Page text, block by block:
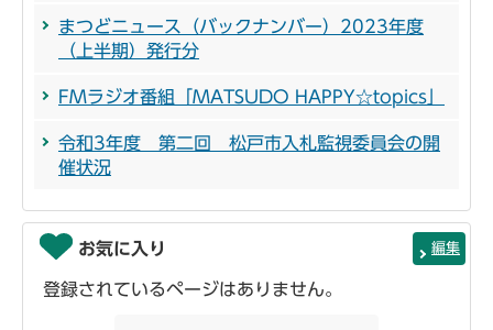
まつどニュース（バックナンバー）2023年度
（上半期）発行分
FMラジオ番組「MATSUDO HAPPY☆topics」
令和3年度 第二回 松戸市入札監視委員会の開
催状況
お気に入り 編集
登録されているページはありません。